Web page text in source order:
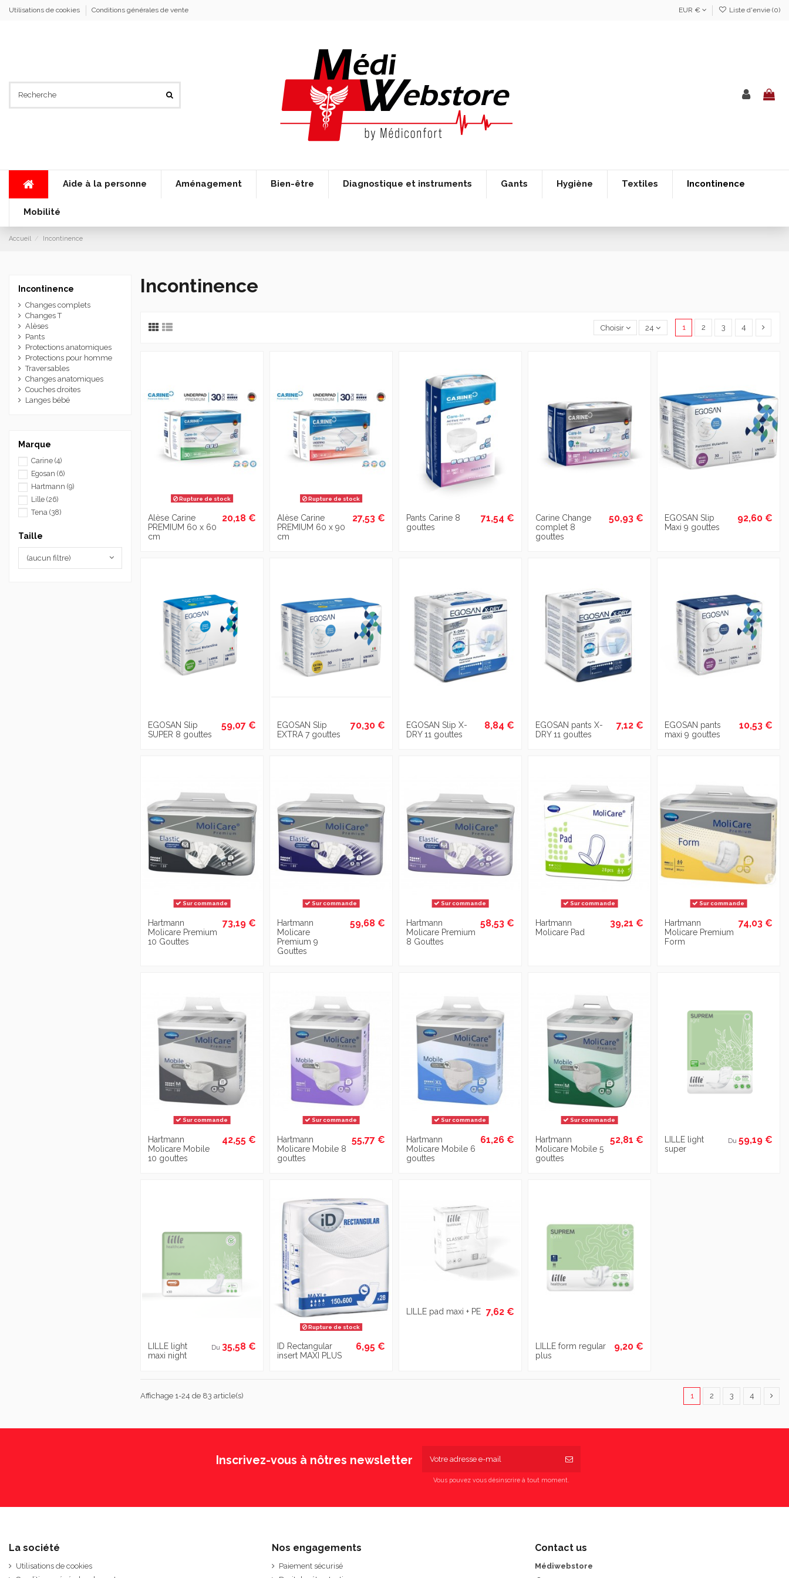
Utilisations de cookies Conditions générales de vente EUR € Liste d'envie (0)
Aide à la personne Aménagement Bien-être Diagnostique et instruments Gants Hygiène Textiles Incontinence
Mobilité
Accueil Incontinence
Incontinence
Choisir 24 1 2 3 4
Rupture de stock
Alèse Carine
PREMIUM 60 x 60
cm
20,18 €
Rupture de stock
Alèse Carine
PREMIUM 60 x 90
cm
27,53 €
Pants Carine 8
gouttes
71,54 €
Carine Change
complet 8
gouttes
50,93 €
EGOSAN Slip
Maxi 9 gouttes
92,60 €
EGOSAN Slip
SUPER 8 gouttes
59,07 €
EGOSAN Slip
EXTRA 7 gouttes
70,30 €
EGOSAN Slip X-
DRY 11 gouttes
8,84 €
EGOSAN pants X-
DRY 11 gouttes
7,12 €
EGOSAN pants
maxi 9 gouttes
10,53 €
Sur commande
Hartmann
Molicare Premium
10 Gouttes
73,19 €
Sur commande
Hartmann
Molicare
Premium 9
Gouttes
59,68 €
Sur commande
Hartmann
Molicare Premium
8 Gouttes
58,53 €
Sur commande
Hartmann
Molicare Pad
39,21 €
Sur commande
Hartmann
Molicare Premium
Form
74,03 €
Sur commande
Hartmann
Molicare Mobile
10 gouttes
42,55 €
Sur commande
Hartmann
Molicare Mobile 8
gouttes
55,77 €
Sur commande
Hartmann
Molicare Mobile 6
gouttes
61,26 €
Sur commande
Hartmann
Molicare Mobile 5
gouttes
52,81 €
LILLE light
super
Du 59,19 €
LILLE light
maxi night
Du 35,58 €
Rupture de stock
ID Rectangular
insert MAXI PLUS
6,95 €
LILLE pad maxi + PE 7,62 €
LILLE form regular
plus
9,20 €
Affichage 1-24 de 83 article(s) 1 2 3 4
Incontinence
Changes complets
Changes T
Alèses
Pants
Protections anatomiques
Protections pour homme
Traversables
Changes anatomiques
Couches droites
Langes bébé
Marque
Carine (4)
Egosan (6)
Hartmann (9)
Lille (26)
Tena (38)
Taille
(aucun filtre)
Inscrivez-vous à nôtres newsletter
Vous pouvez vous désinscrire à tout moment.
La société
Utilisations de cookies
Nos engagements
Paiement sécurisé
Contact us
Médiwebstore